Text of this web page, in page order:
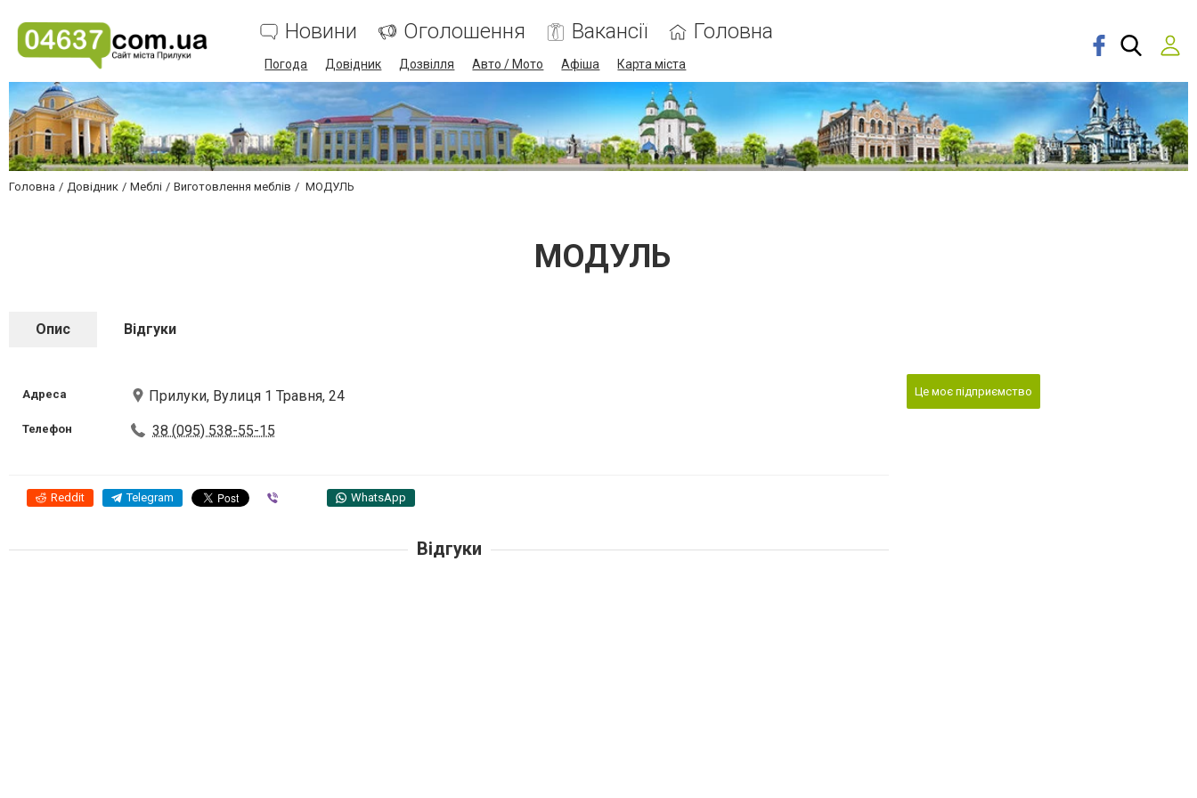
Новини Оголошення Вакансії Головна
Погода Довідник Дозвілля Авто / Мото Афіша Карта міста
Головна Довідник Меблі Виготовлення меблів МОДУЛЬ
МОДУЛЬ
Опис Відгуки
Адреса Прилуки, Вулиця 1 Травня, 24
Телефон 38 (095) 538-55-15
Reddit Telegram WhatsApp
Це моє підприємство
Відгуки